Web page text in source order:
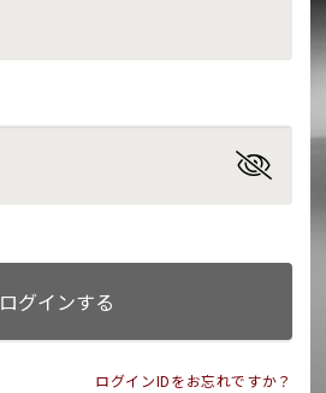
ログインする
ログインIDをお忘れですか？